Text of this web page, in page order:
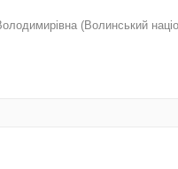
(Волинський